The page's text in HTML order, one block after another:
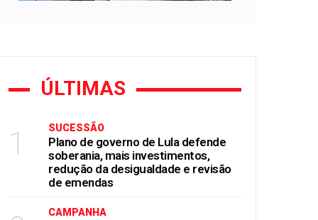
ÚLTIMAS
1 SUCESSÃO
Plano de governo de Lula defende
soberania, mais investimentos,
redução da desigualdade e revisão
de emendas
CAMPANHA